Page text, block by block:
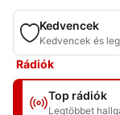
Kedvencek
Kedvencek és
Rádiók
Top rádiók
Legtöbbet